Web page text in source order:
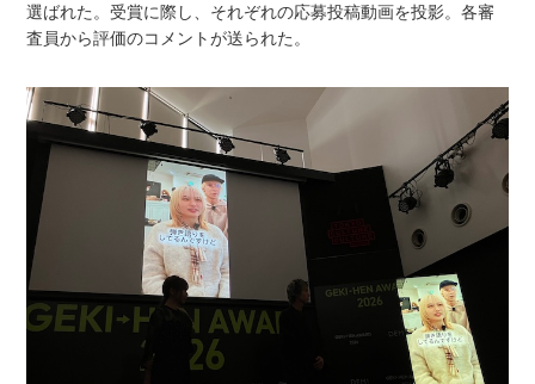
選ばれた。受賞に際し、それぞれの応募投稿動画を投影。各審
査員から評価のコメントが送られた。